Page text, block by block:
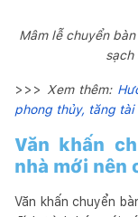
Mâm lễ chuyển
sạch
>>> Xem thêm:
phong thủy, tăng tài
Văn khấn
nhà mới nên
Văn khấn chuyển